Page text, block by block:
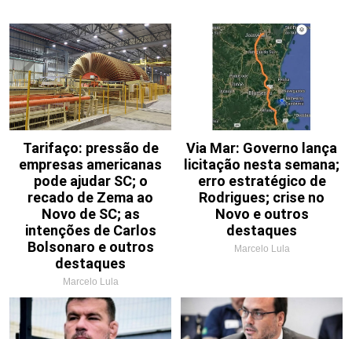
Tarifaço: pressão de
empresas americanas
pode ajudar SC; o
recado de Zema ao
Novo de SC; as
intenções de Carlos
Bolsonaro e outros
destaques
Marcelo Lula
Via Mar: Governo lança
licitação nesta semana;
erro estratégico de
Rodrigues; crise no
Novo e outros
destaques
Marcelo Lula